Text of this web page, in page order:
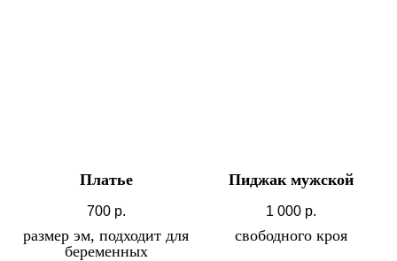
Платье
700 р.
размер эм, подходит для
беременных
Пиджак мужской
1 000 р.
свободного кроя